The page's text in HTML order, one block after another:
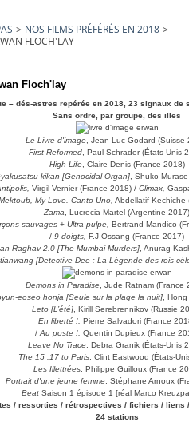
> NOS FILMS PRÉFÉRÉS EN 2018 >
FLOCH'LAY
Floch'lay
– dés-astres repérée en 2018, 23 signaux de
Sans ordre, par groupe, des illes
Le Livre d'image, Jean-Luc Godard (Suisse
First Reformed, Paul Schrader (États-Unis
High Life, Claire Denis (France 2018)
kikan [Genocidal Organ], Shuko
Virgil Vernier (France 2018) / Climax,
My Love. Canto Uno, Abdellatif Kechiche
Zama , Lucrecia Martel (Argentine 2017)
sauvages+ Ultra pulpe, Bertrand Mandico
/ 9 doigts, F.J Ossang (France 2017)
Raghav 2.0 [The Mumbai Murders], Anurag
[Detective Dee : La Légende des rois
Demons in Paradise , Jude Ratnam (France
eoseo honja [Seule sur la plage la nuit] ,
Leto [L’été] , Kirill Serebrennikov (Russie
En liberté !, Pierre Salvadori (France
/ Au poste !, Quentin Dupieux (France
Leave No Trace , Debra Granik (États-Unis
The 15 :17 to Paris , Clint Eastwood (États-
Les Illettrées, Philippe Guilloux (France
Portrait d'une jeune femme, Stéphane Arnoux
BeatSaison 1 épisode 1 [réal Marco
/ ressorties / rétrospectives / fichiers / liens /
24 stations